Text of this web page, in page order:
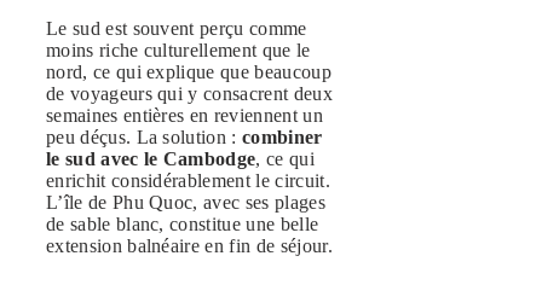
Le sud est souvent perçu comme
moins riche culturellement que le
nord, ce qui explique que beaucoup
de voyageurs qui y consacrent deux
semaines entières en reviennent un
peu déçus. La solution :combiner
le sud avec le Cambodge, ce qui
enrichit considérablement le circuit.
L’île de Phu Quoc, avec ses plages
de sable blanc, constitue une belle
extension balnéaire en fin de séjour.